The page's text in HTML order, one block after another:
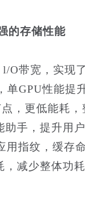
的存储性能
O带宽，实现
单GPU性能提
，更低能耗，
手，提升用
指纹，缓存
，减少整体功耗